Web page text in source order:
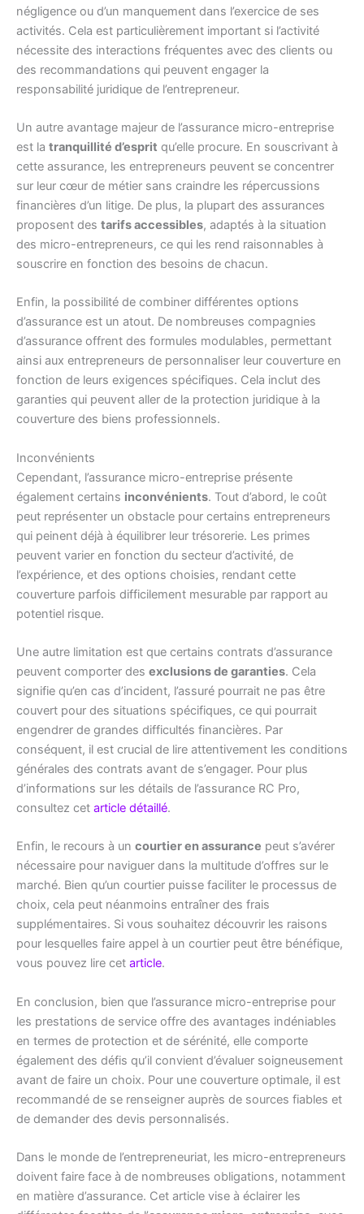
négligence ou d’un manquement dans l’exercice de ses
activités. Cela est particulièrement important si l’activité
nécessite des interactions fréquentes avec des clients ou
des recommandations qui peuvent engager la
responsabilité juridique de l’entrepreneur.
Un autre avantage majeur de l’assurance micro-entreprise
est la tranquillité d’esprit qu’elle procure. En souscrivant à
cette assurance, les entrepreneurs peuvent se concentrer
sur leur cœur de métier sans craindre les répercussions
financières d’un litige. De plus, la plupart des assurances
proposent des tarifs accessibles, adaptés à la situation
des micro-entrepreneurs, ce qui les rend raisonnables à
souscrire en fonction des besoins de chacun.
Enfin, la possibilité de combiner différentes options
d’assurance est un atout. De nombreuses compagnies
d’assurance offrent des formules modulables, permettant
ainsi aux entrepreneurs de personnaliser leur couverture en
fonction de leurs exigences spécifiques. Cela inclut des
garanties qui peuvent aller de la protection juridique à la
couverture des biens professionnels.
Inconvénients
Cependant, l’assurance micro-entreprise présente
également certains inconvénients. Tout d’abord, le coût
peut représenter un obstacle pour certains entrepreneurs
qui peinent déjà à équilibrer leur trésorerie. Les primes
peuvent varier en fonction du secteur d’activité, de
l’expérience, et des options choisies, rendant cette
couverture parfois difficilement mesurable par rapport au
potentiel risque.
Une autre limitation est que certains contrats d’assurance
peuvent comporter des exclusions de garanties. Cela
signifie qu’en cas d’incident, l’assuré pourrait ne pas être
couvert pour des situations spécifiques, ce qui pourrait
engendrer de grandes difficultés financières. Par
conséquent, il est crucial de lire attentivement les conditions
générales des contrats avant de s’engager. Pour plus
d’informations sur les détails de l’assurance RC Pro,
consultez cet article détaillé.
Enfin, le recours à un courtier en assurance peut s’avérer
nécessaire pour naviguer dans la multitude d’offres sur le
marché. Bien qu’un courtier puisse faciliter le processus de
choix, cela peut néanmoins entraîner des frais
supplémentaires. Si vous souhaitez découvrir les raisons
pour lesquelles faire appel à un courtier peut être bénéfique,
vous pouvez lire cet article.
En conclusion, bien que l’assurance micro-entreprise pour
les prestations de service offre des avantages indéniables
en termes de protection et de sérénité, elle comporte
également des défis qu’il convient d’évaluer soigneusement
avant de faire un choix. Pour une couverture optimale, il est
recommandé de se renseigner auprès de sources fiables et
de demander des devis personnalisés.
Dans le monde de l’entrepreneuriat, les micro-entrepreneurs
doivent faire face à de nombreuses obligations, notamment
en matière d’assurance. Cet article vise à éclairer les